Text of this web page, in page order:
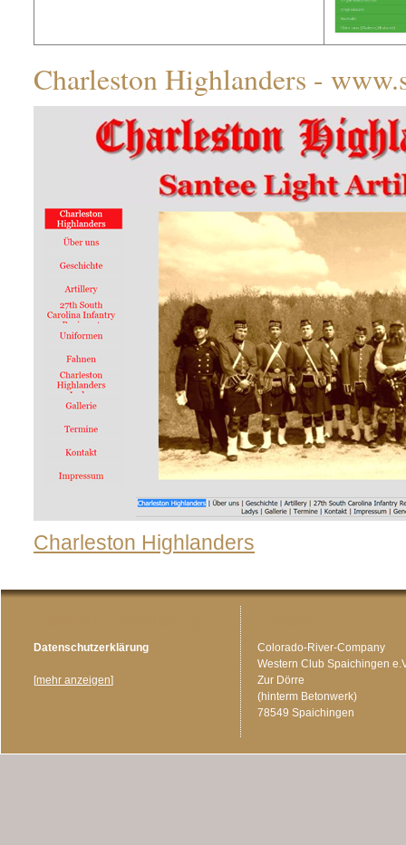
Charleston Highlanders -
Charleston Highlanders
Datenschutzerklärung
[mehr anzeigen]
Colorado-River-Company
Western Club Spaichingen
Zur Dörre
(hinterm Betonwerk)
78549 Spaichingen